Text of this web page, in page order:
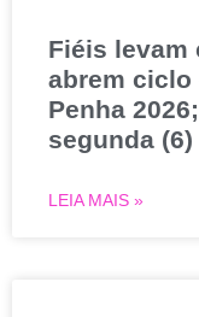
Fiéis levam
abrem ciclo
Penha
segunda (6)
LEIA MAIS »